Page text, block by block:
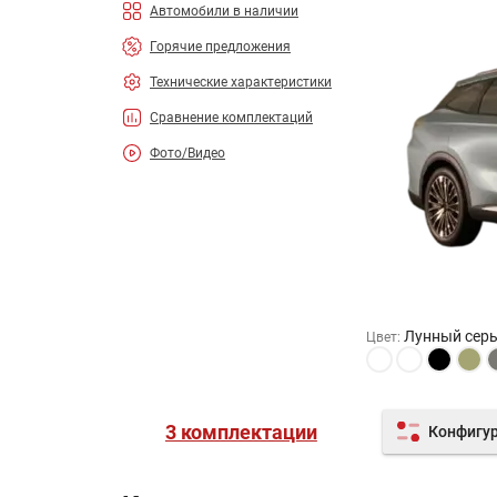
Автомобили в наличии
Горячие предложения
Технические характеристики
Сравнение комплектаций
Фото/Видео
Цвет: Лунный
3 комплектации